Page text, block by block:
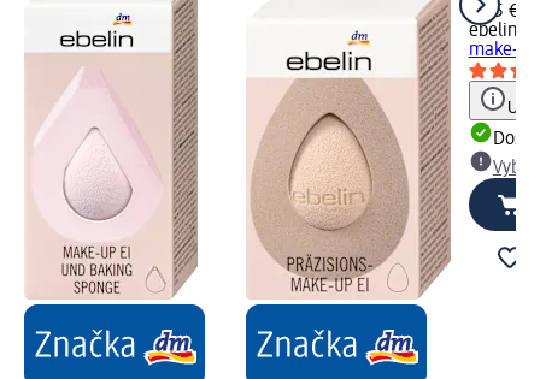
2,45 €
ebelin
make-